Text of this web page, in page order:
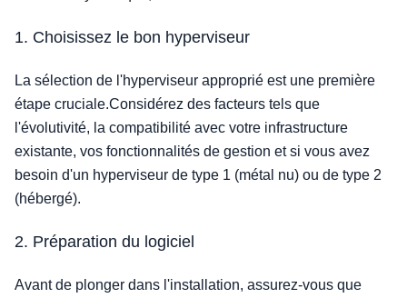
1. Choisissez le bon hyperviseur
La sélection de l'hyperviseur approprié est une première
étape cruciale.Considérez des facteurs tels que
l'évolutivité, la compatibilité avec votre infrastructure
existante, vos fonctionnalités de gestion et si vous avez
besoin d'un hyperviseur de type 1 (métal nu) ou de type 2
(hébergé).
2. Préparation du logiciel
Avant de plonger dans l'installation, assurez-vous que